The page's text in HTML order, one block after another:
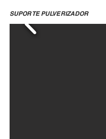
SUPORTE PULVERIZADOR